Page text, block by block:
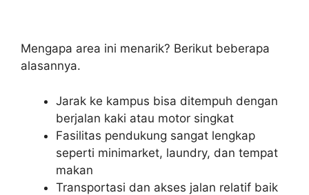
Mengapa area ini menarik? Berikut beberapa
alasannya.
Jarak ke kampus bisa ditempuh dengan
berjalan kaki atau motor singkat
Fasilitas pendukung sangat lengkap
seperti minimarket, laundry, dan tempat
makan
Transportasi dan akses jalan relatif baik